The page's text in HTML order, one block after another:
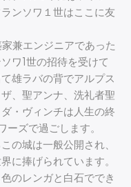
ンソワ１世はここに友
兼エンジニアであった
ワ1世の招待を受けて
雄ラバの背でアルプス
、聖アンナ、洗礼者聖
・ヴィンチは人生の終
ズで過ごします。
の城は一般公開され、
に捧げられています。
のレンガと白石ででき